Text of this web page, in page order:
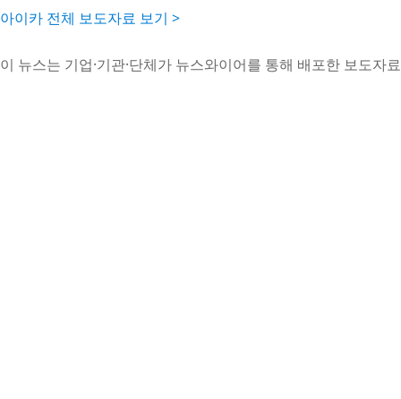
아이카 전체 보도자료 보기 >
이 뉴스는 기업·기관·단체가 뉴스와이어를 통해 배포한 보도자